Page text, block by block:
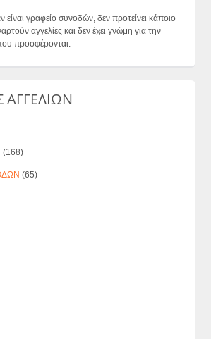
γραφείο συνοδών, δεν προτείνει κάποιο
αγγελίες και δεν έχει γνώμη για την
προσφέρονται.
ΑΓΓΕΛΙΩΝ
(168)
(65)